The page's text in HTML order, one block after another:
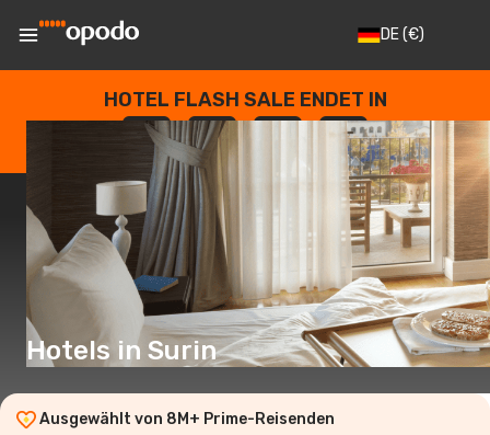
DE(€)
HOTEL FLASH SALE ENDET IN
--
TAGE
: --
STUNDEN
: --
SEKUNDEN
Hotels in Surin
Ausgewählt von 8M+ Prime-Reisenden